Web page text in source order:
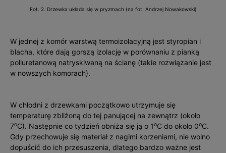
Fot. 2. Drzewka układa się w pryzmach (na fot. Andrzej Nowakowski)
W jednej z komór warstwą termoizolacyjną jest styropian i
blacha, które dają gorszą izolację w porównaniu z pianką
poliuretanową natryskiwaną na ścianę (takie rozwiązanie jest
w nowszych komorach).
W chłodni z drzewkami początkowo utrzymuje się
temperaturę zbliżoną do tej panującej na zewnątrz (około
7oC). Następnie co tydzień obniża się ją o 1oC do około 0oC.
Gdy przechowuje się materiał z nagimi korzeniami, nie wolno
dopuścić do ich przesuszenia, dlatego bardzo ważne jest